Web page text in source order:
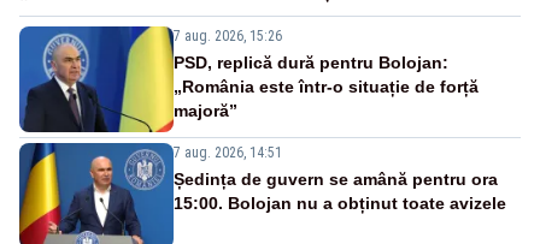
7 aug. 2026, 15:26
PSD, replică dură pentru Bolojan:
„România este într-o situație de forță
majoră”
7 aug. 2026, 14:51
Ședința de guvern se amână pentru ora
15:00. Bolojan nu a obținut toate avizele